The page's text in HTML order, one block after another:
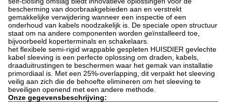
bescherming van doorbraakgebieden aan en verstrekt
gemakkelijke verwijdering wanneer een inspectie of een
onderhoud van kabels noodzakelijk is. De speciale open structuur
staat om na andere componenten worden geïnstalleerd toe,
bijvoorbeeld koperterminals en schakelaars.
het flexibele semi-rigid wrappable gespleten HUISDIER gevlechte
kabel sleeving is een perfecte oplossing om draden, kabels,
draaduitrustingen te beschermen waar het gemak van installatie
primordiaal is. Met een 25%-overlapping, dit verpakt het sleeving
veilig aan zich die de behoefte elimineren om het sleeving te
beveiligen openend met een andere methode.
Onze gegevensbeschrijving: